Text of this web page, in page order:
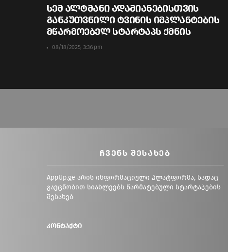
სემ ალტმანი ადამიანებისთვის
განკუთვნილი ტვინის იმპლანტების
მწარმოებელ სტარტაპს ქმნის
08/18/2025, 3:36 pm
ᲩᲕᲔᲜᲡ ᲨᲔᲡᲐᲮᲔᲑ
AppUp.ge არის ინფორმაციული პლატფორმა, სადაც
გაეცნობით სიახლეებს წარმატებული სტარტაპების
შესახებ
კონტაქტი